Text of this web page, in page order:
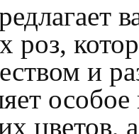
роз,
и
цветов,